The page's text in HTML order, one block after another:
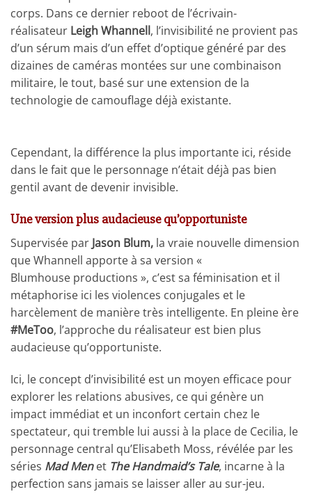
corps. Dans ce dernier reboot de l’écrivain-
réalisateur Leigh Whannell, l’invisibilité ne provient pas
d’un sérum mais d’un effet d’optique généré par des
dizaines de caméras montées sur une combinaison
militaire, le tout, basé sur une extension de la
technologie de camouflage déjà existante.
Cependant, la différence la plus importante ici, réside
dans le fait que le personnage n’était déjà pas bien
gentil avant de devenir invisible.
Une version plus audacieuse qu’opportuniste
Supervisée par Jason Blum, la vraie nouvelle dimension
que Whannell apporte à sa version «
Blumhouse productions », c’est sa féminisation et il
métaphorise ici les violences conjugales et le
harcèlement de manière très intelligente. En pleine ère
#MeToo, l’approche du réalisateur est bien plus
audacieuse qu’opportuniste.
Ici, le concept d’invisibilité est un moyen efficace pour
explorer les relations abusives, ce qui génère un
impact immédiat et un inconfort certain chez le
spectateur, qui tremble lui aussi à la place de Cecilia, le
personnage central qu’Elisabeth Moss, révélée par les
séries Mad Menet The Handmaid’s Tale, incarne à la
perfection sans jamais se laisser aller au sur-jeu.